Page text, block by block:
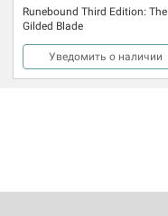
Runebound Third Edition: The
Gilded Blade
Уведомить о наличии